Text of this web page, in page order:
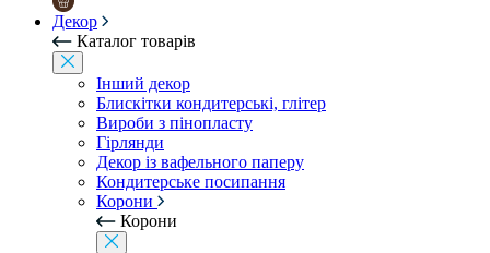
Декор
Каталог товарів
Інший декор
Блискітки кондитерські, глітер
Вироби з пінопласту
Гірлянди
Декор із вафельного паперу
Кондитерське посипання
Корони
Корони